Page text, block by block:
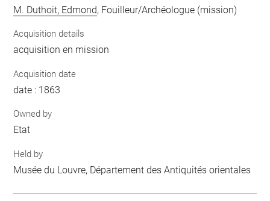
M. Duthoit, Edmond, Fouilleur/Archéologue (mission)
Acquisition details
acquisition en mission
Acquisition date
date : 1863
Owned by
Etat
Held by
Musée du Louvre, Département des Antiquités orientales